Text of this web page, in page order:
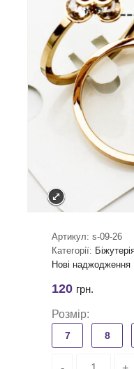
Артикул: s-09-26
Категорії:
Нові наджодження
120 грн.
Розмір:
7 8